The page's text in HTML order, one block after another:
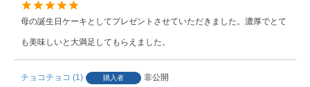
母の誕生日ケーキとしてプレゼントさせていただきました。濃厚でとて
も美味しいと大満足してもらえました。
チョコチョコ 1 購入者
非公開